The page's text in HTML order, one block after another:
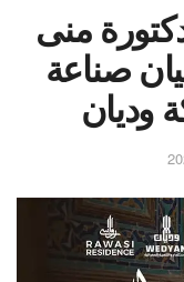
منى
صناعة
وديان